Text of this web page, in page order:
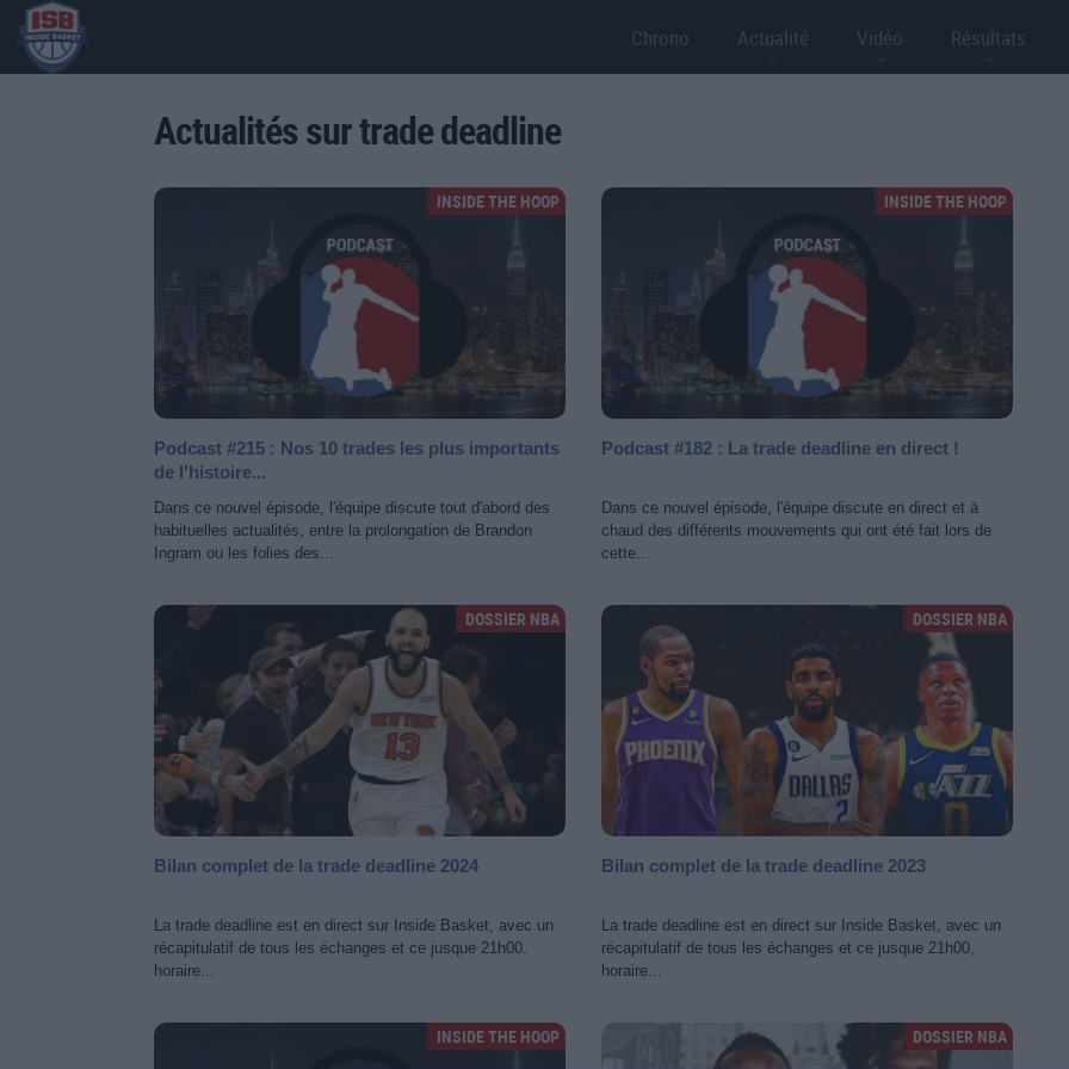
Chrono Actualité Vidéo Résultats
Actualités sur trade deadline
INSIDE THE HOOP
Podcast #215 : Nos 10 trades les plus importants
de l'histoire...
Dans ce nouvel épisode, l'équipe discute tout d'abord des
habituelles actualités, entre la prolongation de Brandon
Ingram ou les folies des...
INSIDE THE HOOP
Podcast #182 : La trade deadline en direct !
Dans ce nouvel épisode, l'équipe discute en direct et à
chaud des différents mouvements qui ont été fait lors de
cette...
DOSSIER NBA
Bilan complet de la trade deadline 2024
La trade deadline est en direct sur Inside Basket, avec un
récapitulatif de tous les échanges et ce jusque 21h00,
horaire...
DOSSIER NBA
Bilan complet de la trade deadline 2023
La trade deadline est en direct sur Inside Basket, avec un
récapitulatif de tous les échanges et ce jusque 21h00,
horaire...
INSIDE THE HOOP DOSSIER NBA